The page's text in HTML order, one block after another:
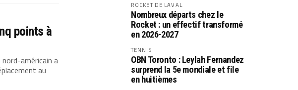
points à
américain a
au
ROCKET DE LAVAL
Nombreux départs chez le
Rocket : un effectif transformé
en 2026-2027
TENNIS
OBN Toronto : Leylah Fernandez
surprend la 5e mondiale et file
en huitièmes